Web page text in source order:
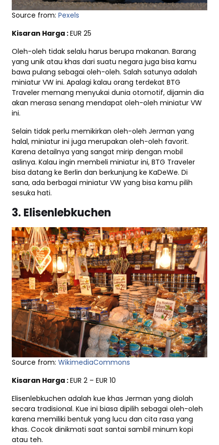
Source from: Pexels
Kisaran Harga :EUR 25
Oleh-oleh tidak selalu harus berupa makanan. Barang
yang unik atau khas dari suatu negara juga bisa kamu
bawa pulang sebagai oleh-oleh. Salah satunya adalah
miniatur VW ini. Apalagi kalau orang terdekat BTG
Traveler memang menyukai dunia otomotif, dijamin dia
akan merasa senang mendapat oleh-oleh miniatur VW
ini.
Selain tidak perlu memikirkan oleh-oleh Jerman yang
halal, miniatur ini juga merupakan oleh-oleh favorit.
Karena detailnya yang sangat mirip dengan mobil
aslinya. Kalau ingin membeli miniatur ini, BTG Traveler
bisa datang ke Berlin dan berkunjung ke KaDeWe. Di
sana, ada berbagai miniatur VW yang bisa kamu pilih
sesuka hati.
3. Elisenlebkuchen
Source from: WikimediaCommons
Kisaran Harga :EUR 2 – EUR 10
Elisenlebkuchen adalah kue khas Jerman yang diolah
secara tradisional. Kue ini biasa dipilih sebagai oleh-oleh
karena memiliki bentuk yang lucu dan cita rasa yang
khas. Cocok dinikmati saat santai sambil minum kopi
atau teh.